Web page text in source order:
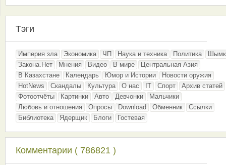
Тэги
Империя зла Экономика ЧП Наука и техника Политика
Закона.Нет
Мнения Видео В мире
Центральная Азия
В Казахстане
Календарь Юмор и Истории
Новости оружия
HotNews
Скандалы Культура О нас IT Спорт
Архив статей
Фотоотчёты
Картинки Авто Девчонки
Мальчики
Любовь и отношения
Опросы Download Обменник
Ссылки
Библиотека
Ядерщик Блоги Гостевая
Комментарии ( 786821 )